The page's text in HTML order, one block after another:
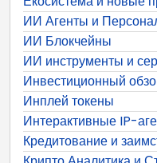
ИИ Агенты и
ИИ Блокчейны
ИИ инструменты и
Инвестиционный
Инплей токены
Интерактивные IP-
Кредитование и